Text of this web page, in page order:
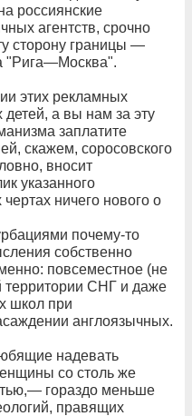
россиянские
агентств, срочно
сторону границы —
"Рига—Москва".
этих рекламных
а вы нам за эту
заплатите
скажем, соросовского
вносит
указанного
ничего нового о
почему-то
собственно
повсеместное (не
территории СНГ и даже
школ при
англоязычных.
надевать
со столь же
гораздо меньше
правящих